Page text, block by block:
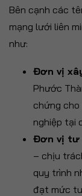
Bên cạnh các
mạng lưới liên
như:
Đơn vị
Phước
chứng
nghiệp tại
Đơn vị tư
– chịu
quy trình
đạt mức